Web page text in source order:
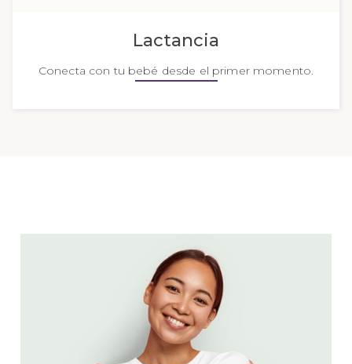
Lactancia
Conecta con tu bebé desde el primer momento.